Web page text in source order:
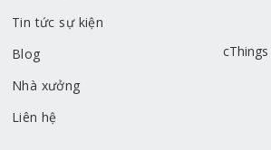
Tin tức sự kiện
Blog
Nhà xưởng
Liên hệ